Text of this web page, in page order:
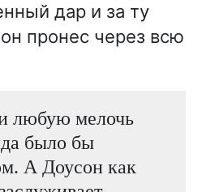
дар и за ту
пронес через всю
любую мелочь
было бы
А Доусон как